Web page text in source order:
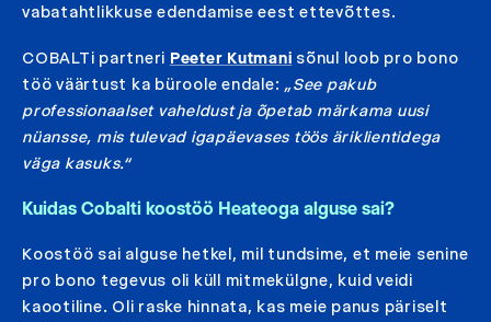
vabatahtlikkuse edendamise eest ettevõttes.
COBALTi partneri Peeter Kutmani sõnul loob pro bono
töö väärtust ka büroole endale: „See pakub
professionaalset vaheldust ja õpetab märkama uusi
nüansse, mis tulevad igapäevases töös äriklientidega
väga kasuks.“
Kuidas Cobalti koostöö Heateoga alguse sai?
Koostöö sai alguse hetkel, mil tundsime, et meie senine
pro bono tegevus oli küll mitmekülgne, kuid veidi
kaootiline. Oli raske hinnata, kas meie panus päriselt